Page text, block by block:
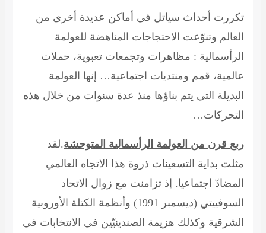
تكررت أحداث سياتل في أماكن عديدة أخرى من
العالم وتنوّعت الاحتجاجات المناهضة للعولمة
الرأسمالية : مظاهرات وتجمعات تعبوية، حملات
عالمية، قمم ومنتديات اجتماعية… إنها العولمة
البديلة التي يتم بناؤها منذ عدة سنوات من خلال هذه
التحركات…
ربع قرن من العولمة الرأسمالية المتوحشة.لقد
مثلت بداية التسعينات ذروة هذا الاتجاه العالمي
المضادّ اجتماعيا. إذ تزامنت مع زوال الاتحاد
السوفييتي (ديسمبر 1991) وأنظمة الكتلة الأوروبية
الشرقية وكذلك هزيمة الصندينيّين في الانتخابات في